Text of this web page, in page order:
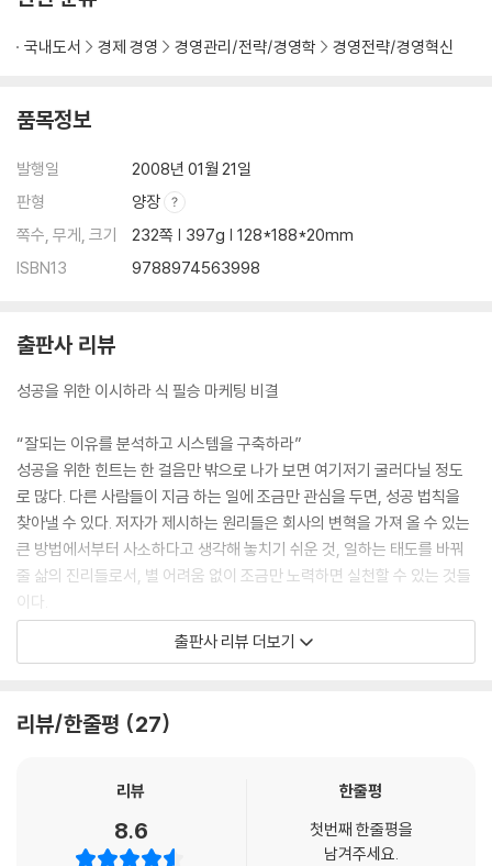
국내도서 경제 경영 경영관리/전략/경영학 경영전략/경영혁신
품목정보
발행일
2008년 01월 21일
판형
양장
쪽수, 무게, 크기
232쪽 | 397g | 128*188*20mm
ISBN13
9788974563998
출판사 리뷰
성공을 위한 이시하라 식 필승 마케팅 비결
“잘되는 이유를 분석하고 시스템을 구축하라”
성공을 위한 힌트는 한 걸음만 밖으로 나가 보면 여기저기 굴러다닐 정도
로 많다. 다른 사람들이 지금 하는 일에 조금만 관심을 두면, 성공 법칙을
찾아낼 수 있다. 저자가 제시하는 원리들은 회사의 변혁을 가져 올 수 있는
큰 방법에서부터 사소하다고 생각해 놓치기 쉬운 것, 일하는 태도를 바꿔
줄 삶의 진리들로서, 별 어려움 없이 조금만 노력하면 실천할 수 있는 것들
이다.
싫은 손님과는 거래를 끊어라
조언한다. 경영이라는 것은 경영자와 고객의 마음이 잘 맞아 좋은 관계로
지, 이 녀석이라도 상대할 수밖에’라는 생각에 싫은 손님도 받게 되면 절대
긴 그 자리는 다른 손님으로 채우고 그 손님과 좋은 관계를 유지하면 된다.
출판사 리뷰 더보기
리뷰/한줄평 27
리뷰
8.6
한줄평
첫번째 한줄평을
남겨주세요.